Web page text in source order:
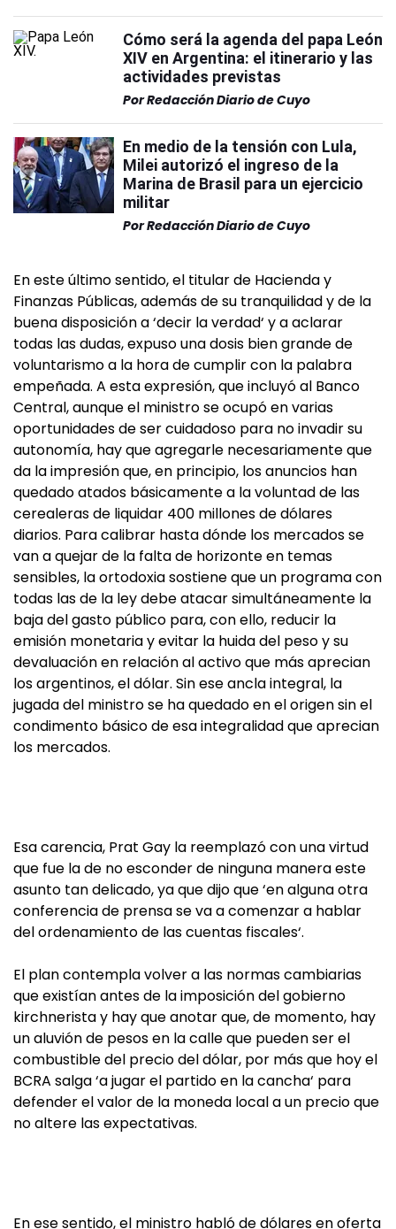
Cómo será la agenda del papa León
XIV en Argentina: el itinerario y las
actividades previstas
PorRedacción Diario de Cuyo
En medio de la tensión con Lula,
Milei autorizó el ingreso de la
Marina de Brasil para un ejercicio
militar
PorRedacción Diario de Cuyo
En este último sentido, el titular de Hacienda y
Finanzas Públicas, además de su tranquilidad y de la
buena disposición a ‘decir la verdad‘ y a aclarar
todas las dudas, expuso una dosis bien grande de
voluntarismo a la hora de cumplir con la palabra
empeñada. A esta expresión, que incluyó al Banco
Central, aunque el ministro se ocupó en varias
oportunidades de ser cuidadoso para no invadir su
autonomía, hay que agregarle necesariamente que
da la impresión que, en principio, los anuncios han
quedado atados básicamente a la voluntad de las
cerealeras de liquidar 400 millones de dólares
diarios. Para calibrar hasta dónde los mercados se
van a quejar de la falta de horizonte en temas
sensibles, la ortodoxia sostiene que un programa con
todas las de la ley debe atacar simultáneamente la
baja del gasto público para, con ello, reducir la
emisión monetaria y evitar la huida del peso y su
devaluación en relación al activo que más aprecian
los argentinos, el dólar. Sin ese ancla integral, la
jugada del ministro se ha quedado en el origen sin el
condimento básico de esa integralidad que aprecian
los mercados.
Esa carencia, Prat Gay la reemplazó con una virtud
que fue la de no esconder de ninguna manera este
asunto tan delicado, ya que dijo que ‘en alguna otra
conferencia de prensa se va a comenzar a hablar
del ordenamiento de las cuentas fiscales‘.
El plan contempla volver a las normas cambiarias
que existían antes de la imposición del gobierno
kirchnerista y hay que anotar que, de momento, hay
un aluvión de pesos en la calle que pueden ser el
combustible del precio del dólar, por más que hoy el
BCRA salga ‘a jugar el partido en la cancha‘ para
defender el valor de la moneda local a un precio que
no altere las expectativas.
En ese sentido, el ministro habló de dólares en oferta